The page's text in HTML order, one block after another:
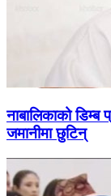
नाबालिकाको
जमानीमा छुटिन्